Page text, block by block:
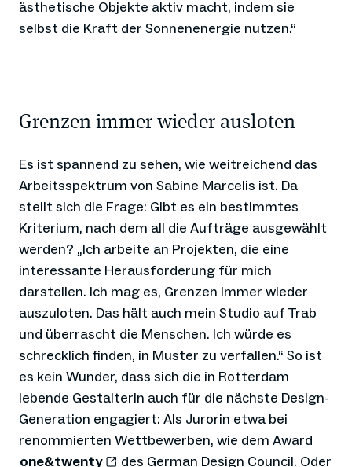
ästhetische Objekte aktiv macht, indem sie
selbst die Kraft der Sonnenenergie nutzen.“
Grenzen immer wieder ausloten
Es ist spannend zu sehen, wie weitreichend das
Arbeitsspektrum von Sabine Marcelis ist. Da
stellt sich die Frage: Gibt es ein bestimmtes
Kriterium, nach dem all die Aufträge ausgewählt
werden? „Ich arbeite an Projekten, die eine
interessante Herausforderung für mich
darstellen. Ich mag es, Grenzen immer wieder
auszuloten. Das hält auch mein Studio auf Trab
und überrascht die Menschen. Ich würde es
schrecklich finden, in Muster zu verfallen.“ So ist
es kein Wunder, dass sich die in Rotterdam
lebende Gestalterin auch für die nächste Design-
Generation engagiert: Als Jurorin etwa bei
renommierten Wettbewerben, wie dem Award
one&twenty
des German Design Council. Oder